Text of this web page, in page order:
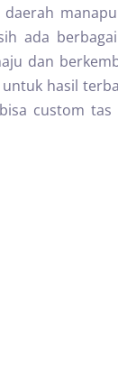
ada
dan
hasil
custom tas